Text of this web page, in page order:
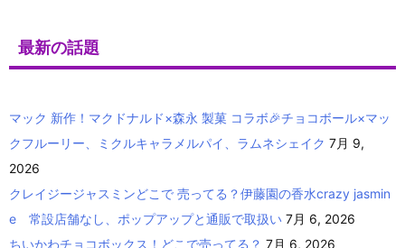
最新の話題
マック 新作！マクドナルド×森永 製菓 コラボ🎉チョコボール×マッ
クフルーリー、ミクルキャラメルパイ、ラムネシェイク 7月 9,
2026
クレイジージャスミンどこで 売ってる？伊藤園の香水crazy jasmin
e 常設店舗なし、ポップアップと通販で取扱い 7月 6, 2026
ちいかわチョコボックス！どこで売ってる？ 7月 6, 2026